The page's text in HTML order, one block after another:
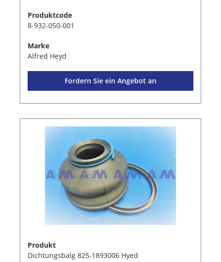
Produktcode
8-932-050-001
Marke
Alfred Heyd
Fordern Sie ein Angebot an
Produkt
Dichtungsbalg 825-1893006 Hyed